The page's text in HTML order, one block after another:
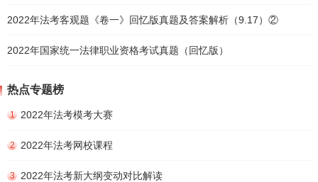
2022年法考客观题《卷一》回忆版真题及答案解析（9.17）②
2022年国家统一法律职业资格考试真题（回忆版）
热点专题榜
1 2022年法考模考大赛
2 2022年法考网校课程
3 2022年法考新大纲变动对比解读